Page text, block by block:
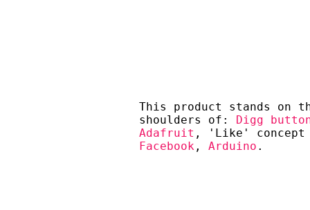
This product stands on
shoulders of: Digg
Adafruit , 'Like' concept
Facebook, Arduino .